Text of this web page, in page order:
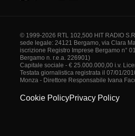
© 1999-2026 RTL 102,500 HIT RADIO
sede legale: 24121 Bergamo, via Clara
iscrizione Registro Imprese Bergamo n°
Bergamo n. r.e.a. 226901)
Capitale sociale - € 25.000.000,00 i.v.
Testata giornalistica registrata il 07/01/
Monza - Direttore Responsabile Ivana
Cookie PolicyPrivacy Policy